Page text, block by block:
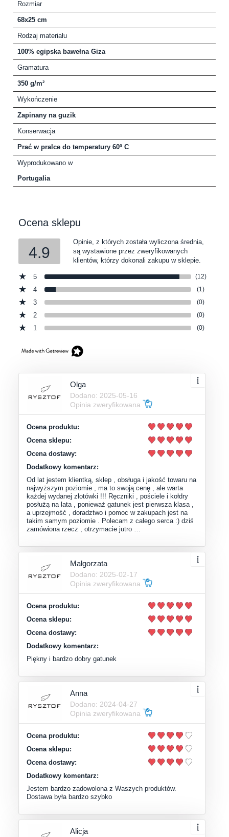
Rozmiar
68x25 cm
Rodzaj materiału
100% egipska bawełna Giza
Gramatura
350 g/m²
Wykończenie
Zapinany na guzik
Konserwacja
Prać w pralce do temperatury 60º C
Wyprodukowano w
Portugalia
Ocena sklepu
4.9
Opinie, z których została wyliczona średnia,
są wystawione przez zweryfikowanych
klientów, którzy dokonali zakupu w sklepie.
5 (12)
4 (1)
3 (0)
2 (0)
1 (0)
Olga
Dodano: 2025-05-16
Opinia zweryfikowana
Ocena produktu:
Ocena sklepu:
Ocena dostawy:
Dodatkowy komentarz:
Od lat jestem klientką, sklep , obsługa i jakość towaru na
najwyższym poziomie , ma to swoją cenę , ale warta
każdej wydanej złotówki !!! Ręczniki , pościele i kołdry
posłużą na lata , ponieważ gatunek jest pierwsza klasa ,
a uprzejmość , doradztwo i pomoc w zakupach jest na
takim samym poziomie . Polecam z całego serca :) dziś
zamówiona rzecz , otrzymacie jutro …
Małgorzata
Dodano: 2025-02-17
Opinia zweryfikowana
Ocena produktu:
Ocena sklepu:
Ocena dostawy:
Dodatkowy komentarz:
Piękny i bardzo dobry gatunek
Anna
Dodano: 2024-04-27
Opinia zweryfikowana
Ocena produktu:
Ocena sklepu:
Ocena dostawy:
Dodatkowy komentarz:
Jestem bardzo zadowolona z Waszych produktów.
Dostawa była bardzo szybko
Alicja